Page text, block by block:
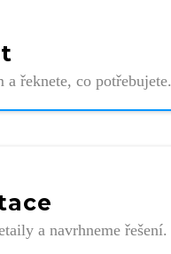
a řeknete, co potřebujete.
a navrhneme řešení.